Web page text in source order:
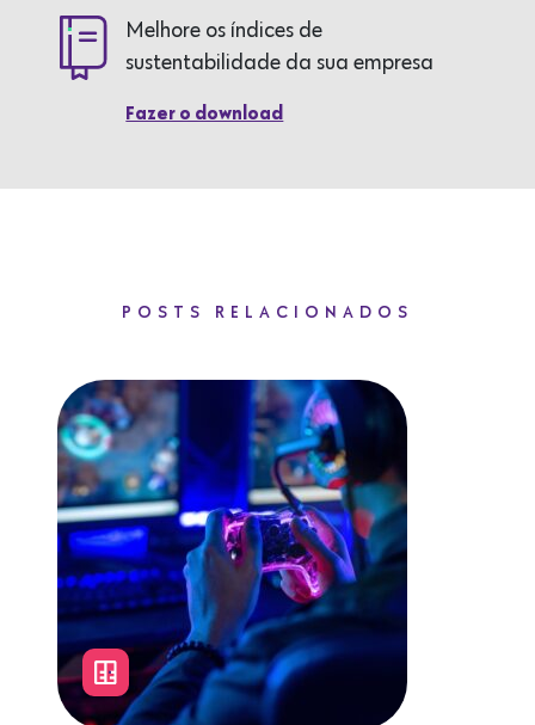
Melhore os índices de
sustentabilidade da sua empresa
Fazer o download
POSTS RELACIONADOS